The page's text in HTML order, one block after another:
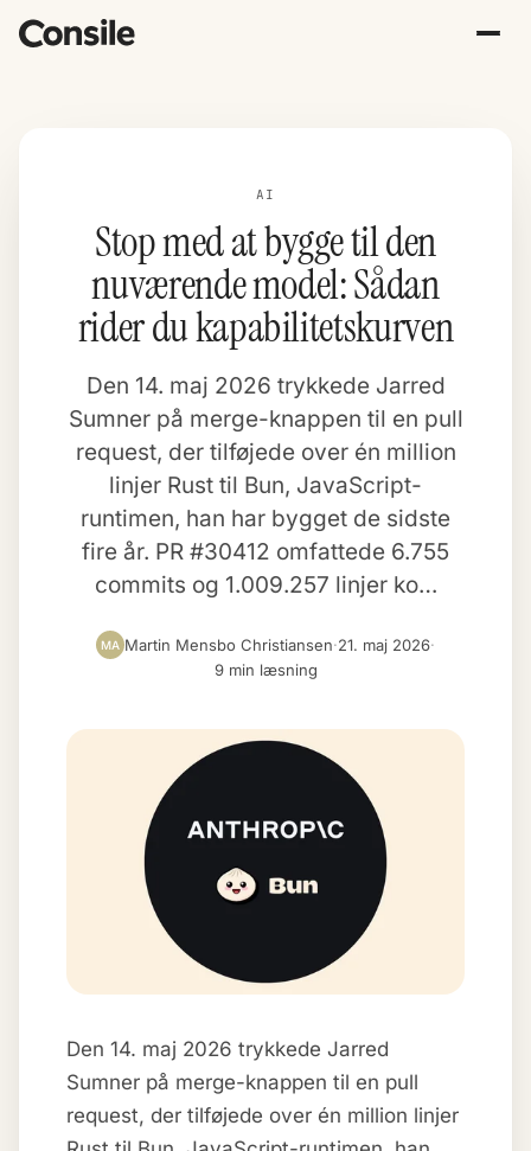
AI
Stop med at bygge til den
nuværende model: Sådan
rider du kapabilitetskurven
Den 14. maj 2026 trykkede Jarred
Sumner på merge-knappen til en pull
request, der tilføjede over én million
linjer Rust til Bun, JavaScript-
runtimen, han har bygget de sidste
fire år. PR #30412 omfattede 6.755
commits og 1.009.257 linjer ko…
MA Martin Mensbo Christiansen·21. maj 2026·
9 min læsning
Den 14. maj 2026 trykkede Jarred
Sumner på merge-knappen til en pull
request, der tilføjede over én million linjer